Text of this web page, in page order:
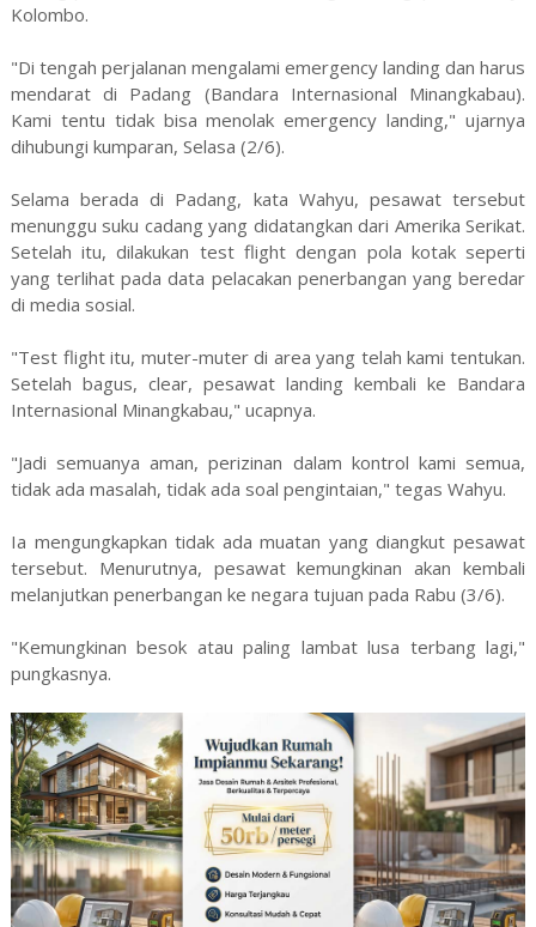
Kolombo.
"Di tengah perjalanan mengalami emergency landing dan harus
mendarat di Padang (Bandara Internasional Minangkabau).
Kami tentu tidak bisa menolak emergency landing," ujarnya
dihubungi kumparan, Selasa (2/6).
Selama berada di Padang, kata Wahyu, pesawat tersebut
menunggu suku cadang yang didatangkan dari Amerika Serikat.
Setelah itu, dilakukan test flight dengan pola kotak seperti
yang terlihat pada data pelacakan penerbangan yang beredar
di media sosial.
"Test flight itu, muter-muter di area yang telah kami tentukan.
Setelah bagus, clear, pesawat landing kembali ke Bandara
Internasional Minangkabau," ucapnya.
"Jadi semuanya aman, perizinan dalam kontrol kami semua,
tidak ada masalah, tidak ada soal pengintaian," tegas Wahyu.
Ia mengungkapkan tidak ada muatan yang diangkut pesawat
tersebut. Menurutnya, pesawat kemungkinan akan kembali
melanjutkan penerbangan ke negara tujuan pada Rabu (3/6).
"Kemungkinan besok atau paling lambat lusa terbang lagi,"
pungkasnya.